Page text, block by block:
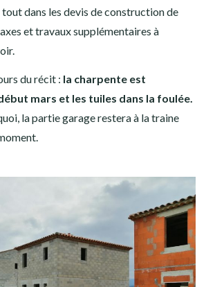
tout dans les devis de construction de
et travaux supplémentaires à
du récit : la charpente est
mars et les tuiles dans la foulée.
la partie garage restera à la traine